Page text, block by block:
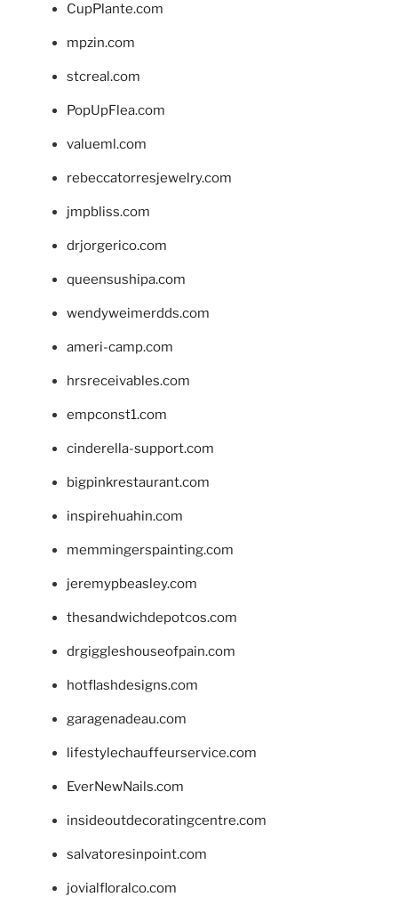
CupPlante.com
mpzin.com
stcreal.com
PopUpFlea.com
valueml.com
rebeccatorresjewelry.com
jmpbliss.com
drjorgerico.com
queensushipa.com
wendyweimerdds.com
ameri-camp.com
hrsreceivables.com
empconst1.com
cinderella-support.com
bigpinkrestaurant.com
inspirehuahin.com
memmingerspainting.com
jeremypbeasley.com
thesandwichdepotcos.com
drgiggleshouseofpain.com
hotflashdesigns.com
garagenadeau.com
lifestylechauffeurservice.com
EverNewNails.com
insideoutdecoratingcentre.com
salvatoresinpoint.com
jovialfloralco.com